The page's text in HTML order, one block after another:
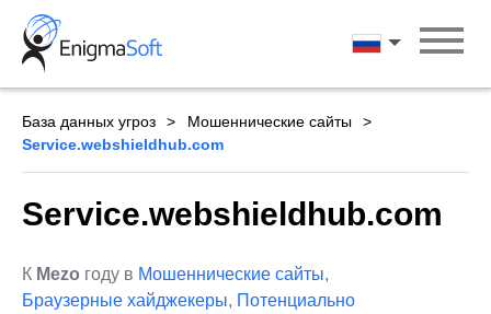
Skip
content
Русский
База данных угроз
Мошеннические сайты
Service.webshieldhub.com
Service.webshieldhub.com
К Mezo году в Мошеннические сайты,
Браузерные хайджекеры, Потенциально